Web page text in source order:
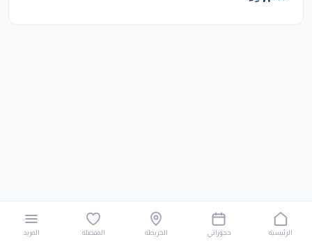
الرئيسية حجوزاتي الخريطة المفضلة المزيد